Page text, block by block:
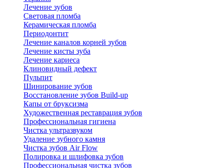
Лечение зубов
Световая пломба
Керамическая пломба
Периодонтит
Лечение каналов корней зубов
Лечение кисты зуба
Лечение кариеса
Клиновидный дефект
Пульпит
Шинирование зубов
Восстановление зубов Build-up
Капы от бруксизма
Художественная реставрация зубов
Профессиональная гигиена
Чистка ультразвуком
Удаление зубного камня
Чистка зубов Air Flow
Полировка и шлифовка зубов
Профессиональная чистка зубов